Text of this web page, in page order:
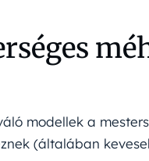
modellek a
(általában